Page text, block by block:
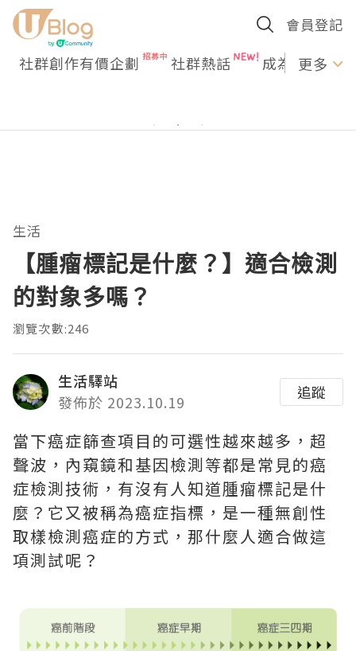
會員登記
社群創作有價企劃 社群熱話 成為U更多
生活
【腫瘤標記是什麼？】適合檢測
的對象多嗎？
瀏覽次數:246
生活驛站
發佈於 2023.10.19
追蹤
當下癌症篩查項目的可選性越來越多，超
聲波，內窺鏡和基因檢測等都是常見的癌
症檢測技術，有沒有人知道腫瘤標記是什
麼？它又被稱為癌症指標，是一種無創性
取樣檢測癌症的方式，那什麼人適合做這
項測試呢？